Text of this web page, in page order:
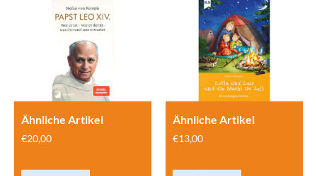
Ähnliche Artikel
€20,00
Ähnliche Artikel
€13,00